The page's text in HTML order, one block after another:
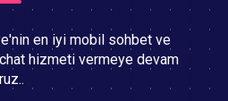
en iyi mobil sohbet ve
hizmeti vermeye devam